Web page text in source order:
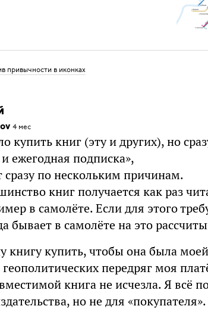
привычности в иконках
4 мес
купить книг (эту и других), но
ежегодная подписка»,
сразу по нескольким причинам.
книг получается как раз
в самолёте. Если для этого
бывает в самолёте на это
книгу купить, чтобы она была
геополитических передряг моя
книга не исчезла. Я всё
но не для «покупателя».